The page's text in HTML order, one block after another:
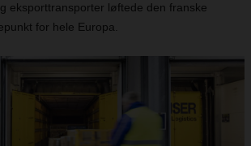
eksporttransporter løftede den franske
for hele Europa.